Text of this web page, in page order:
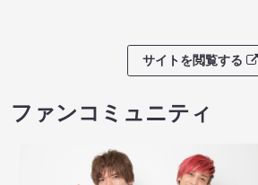
サイトを閲覧する
ファンコミュニティ